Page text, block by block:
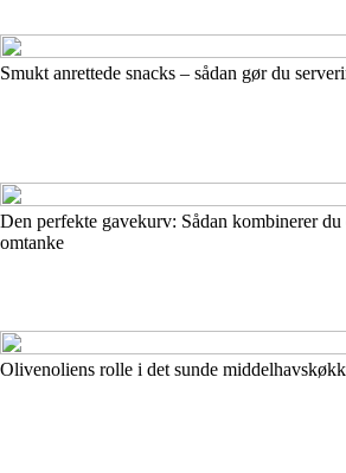
Smukt anrettede snacks – sådan gør du
Den perfekte gavekurv: Sådan kombinerer du
omtanke
Olivenoliens rolle i det sunde